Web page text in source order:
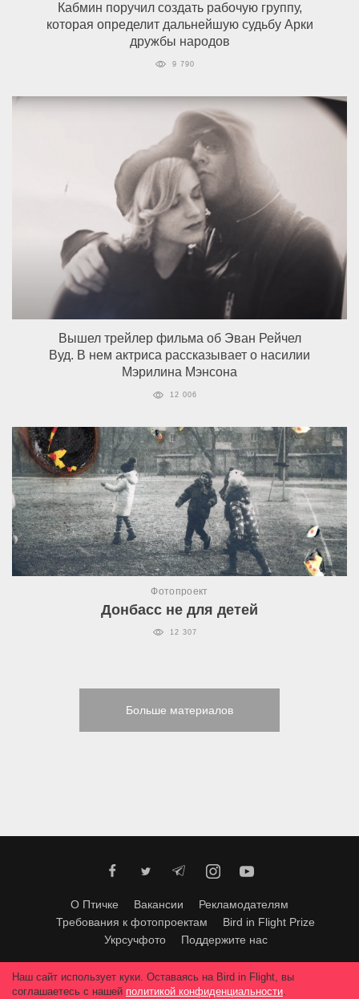
Кабмин поручил создать рабочую группу,
которая определит дальнейшую судьбу Арки
дружбы народов
9 790
Вышел трейлер фильма об Эван Рейчел
Вуд. В нем актриса рассказывает о насилии
Мэрилина Мэнсона
12 006
Фотопроект
Донбасс не для детей
12 307
Больше материалов
О Птичке Вакансии
Рекламодателям
Требования к фотопроектам
Bird in Flight Prize
Укрсучфото
Поддержите нас
Любое использование материалов допускается только с согласия
редакции.© 2026, Bird In Flight.
Наш сайт использует куки. Оставаясь на Bird in Flight, вы
соглашаетесь с нашей политикой конфиденциальности.